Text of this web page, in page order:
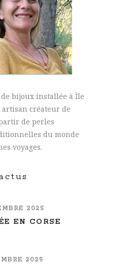
bijoux installée à Île
artisan créateur de
de perles
du monde
voyages.
2025
EN CORSE
2025